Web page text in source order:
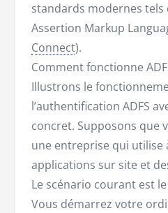
standards modernes tels
Assertion Markup
Connect).
Comment fonctionne
Illustrons le
l’authentification ADFS
concret. Supposons que
une entreprise qui utilise
applications sur site et
Le scénario courant est
Vous démarrez votre